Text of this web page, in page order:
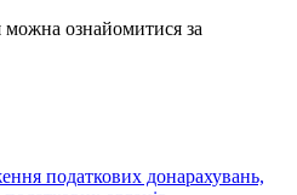
можна ознайомитися за
податкових донарахувань,